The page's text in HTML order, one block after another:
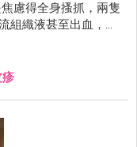
慮得全身搔抓，兩隻
組織液甚至出血，四
跟我說：在學校都會
疹